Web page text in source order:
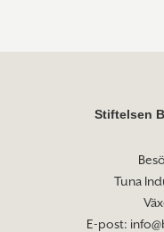
Stiftelsen
Tuna
E-post: